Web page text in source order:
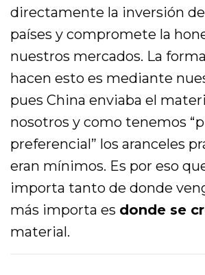
directamente la inversión
países y compromete la
nuestros mercados. La
hacen esto es mediante
pues China enviaba el
nosotros y como tenemos
preferencial” los aranceles
eran mínimos. Es por eso
importa tanto de donde
más importa es donde se
material.